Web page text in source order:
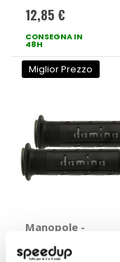
12,85 €
CONSEGNA IN
48H
Miglior Prezzo
Manopole -
DOMINO